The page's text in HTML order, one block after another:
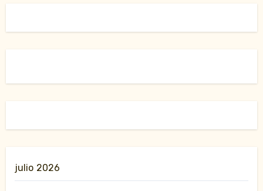
julio 2026